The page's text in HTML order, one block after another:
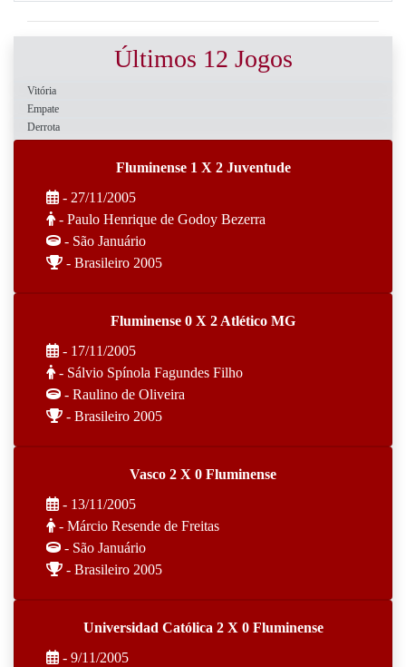
Últimos 12 Jogos
Vitória
Empate
Derrota
Fluminense 1 X 2 Juventude
- 27/11/2005
- Paulo Henrique de Godoy Bezerra
- São Januário
- Brasileiro 2005
Fluminense 0 X 2 Atlético MG
- 17/11/2005
- Sálvio Spínola Fagundes Filho
- Raulino de Oliveira
- Brasileiro 2005
Vasco 2 X 0 Fluminense
- 13/11/2005
- Márcio Resende de Freitas
- São Januário
- Brasileiro 2005
Universidad Católica 2 X 0 Fluminense
- 9/11/2005